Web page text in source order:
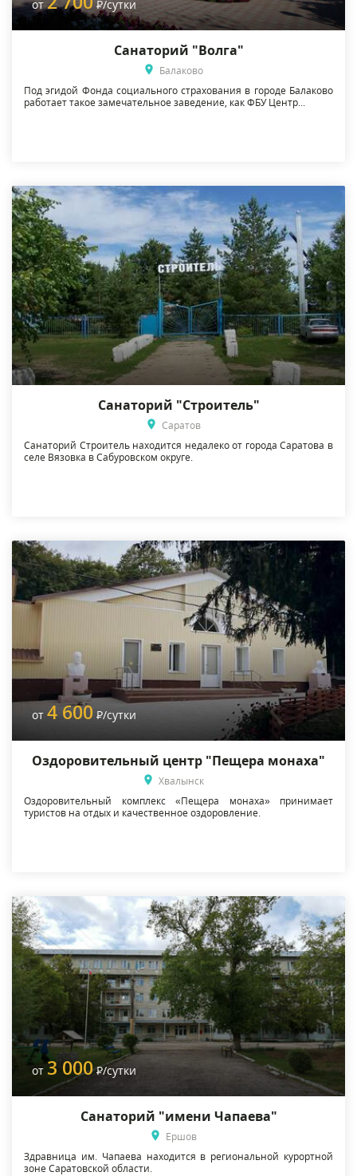
от Р/сутки
Санаторий "Волга"
Балаково
Под эгидой Фонда социального страхования в городе Балаково
работает такое замечательное заведение, как ФБУ Центр...
Санаторий "Строитель"
Саратов
Санаторий Строитель находится недалеко от города Саратова в
селе Вязовка в Сабуровском округе.
от 4 600 Р/сутки
Оздоровительный центр "Пещера монаха"
Хвалынск
Оздоровительный комплекс «Пещера монаха» принимает
туристов на отдых и качественное оздоровление.
от 3 000 Р/сутки
Санаторий "имени Чапаева"
Ершов
Здравница им. Чапаева находится в региональной курортной
зоне Саратовской области.